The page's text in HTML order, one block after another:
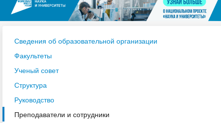
Сведения об образовательной организации
Факультеты
Ученый совет
Структура
Руководство
Преподаватели и сотрудники